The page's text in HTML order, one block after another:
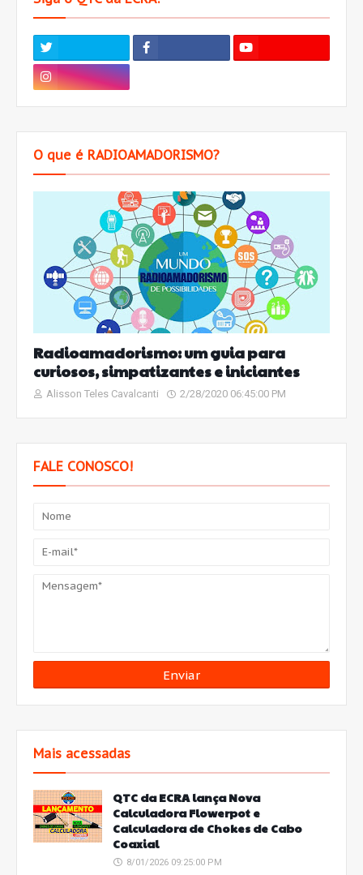
O que é RADIOAMADORISMO?
Radioamadorismo: um guia para
curiosos, simpatizantes e iniciantes
Alisson Teles Cavalcanti 2/28/2020 06:45:00 PM
FALE CONOSCO!
Mais acessadas
QTC da ECRA lança Nova
Calculadora Flowerpot e
Calculadora de Chokes de Cabo
Coaxial
8/01/2026 09:25:00 PM